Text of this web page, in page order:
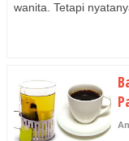
wanita. Tetapi